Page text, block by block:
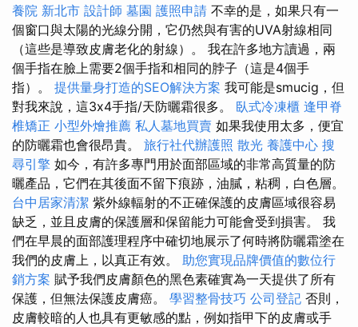
養院 新北市 設計師 墓園 護照申請 不幸的是，如果只有一
個窗口與太陽的光線分開，它仍然與有害的UVA射線相同
（這些是導致皮膚老化的射線）。 我在許多地方讀過，兩
個手指在臉上需要2個手指和相同的脖子（這是4個手
指）。 提供量身打造的SEO解決方案 我可能是smucig，但
對我來說，這3x4手指/天防曬霜很多。 臥式冷凍櫃 逢甲脊
椎矯正 小型外燴推薦 私人墓地買賣 如果我使用太多，便宜
的防曬霜也會很昂貴。 旅行社代辦護照 散光 養護中心 搜
尋引擎 如今，有許多專門用於面部區域的非常高質量的防
曬產品，它們在其後面不留下痕跡，油膩，粘稠，白色層。
台中居家清潔 紫外線輻射的不正確保護的皮膚區域很容易
缺乏，並且皮膚的保護層和保留能力可能會受到損害。 我
們在早晨的面部護理程序中確切地展示了何時將防曬霜塗在
我們的皮膚上，以真正有效。 助您實現品牌價值的數位行
銷方案 賦予我們皮膚顏色的黑色素確實為一天提供了所有
保護，但無法保護皮膚癌。 學習整骨技巧 公司登記 否則，
皮膚較暗的人也具有更敏感的點，例如指甲下的皮膚或手